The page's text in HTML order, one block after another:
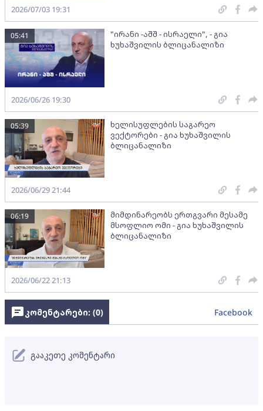
2026/07/03 19:31
"ირანი -აშშ - ისრაელი", - გია
ხუხაშვილის ბლიცანალიზი
05:41
2026/06/26 19:30
ხელისუფლების საგარეო
ვექტორები - გია ხუხაშვილის
ბლიცანალიზი
05:39
2026/06/29 21:44
მიმდინარეობს ერთგვარი მესამე
მსოფლიო ომი - გია ხუხაშვილის
ბლიცანალიზი
06:19
2026/06/22 21:13
კომენტარები: (0) Facebook
გააკეთე კომენტარი